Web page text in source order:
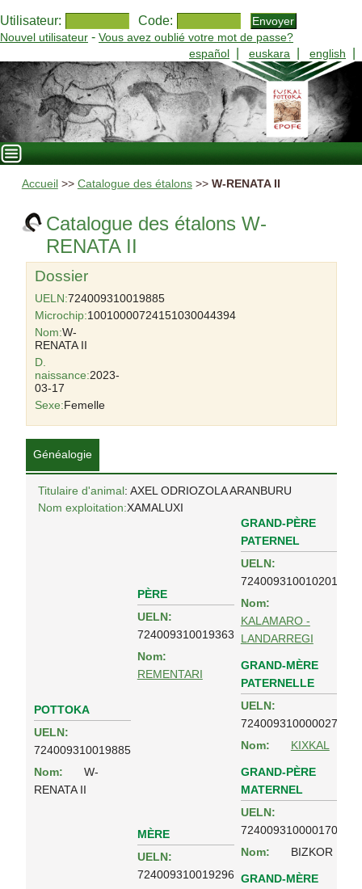
Utilisateur: Code:
Nouvel utilisateur - Vous avez oublié votre mot de passe?
español
euskara english
Accueil >> Catalogue des étalons>> W-RENATA II
Catalogue des étalons W-
RENATA II
Dossier
UELN:724009310019885
Microchip:10010000724151030044394
Nom:W-
RENATA II
D.
naissance:2023-
03-17
Sexe:Femelle
Généalogie
Titulaire d'animal: AXEL ODRIOZOLA ARANBURU
Nom exploitation:XAMALUXI
POTTOKA
UELN:
724009310019885
Nom:
W-
RENATA II
PÈRE
UELN:
724009310019363
Nom:
REMENTARI
GRAND-PÈRE
PATERNEL
UELN:
724009310010201
Nom:
KALAMARO -
LANDARREGI
GRAND-MÈRE
PATERNELLE
UELN:
724009310000027
Nom:
KIXKAL
MÈRE
UELN:
724009310019296
GRAND-PÈRE
MATERNEL
UELN:
724009310000170
Nom:
BIZKOR
GRAND-MÈRE